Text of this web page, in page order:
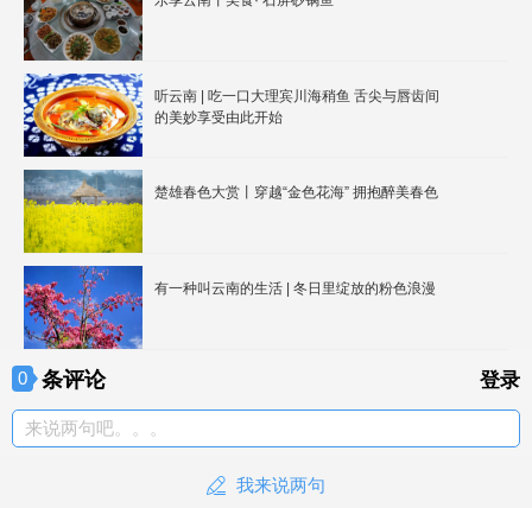
听云南 | 吃一口大理宾川海稍鱼 舌尖与唇齿间
的美妙享受由此开始
楚雄春色大赏丨穿越“金色花海” 拥抱醉美春色
有一种叫云南的生活 | 冬日里绽放的粉色浪漫
0 条评论 登录
来说两句吧。。。
我来说两句